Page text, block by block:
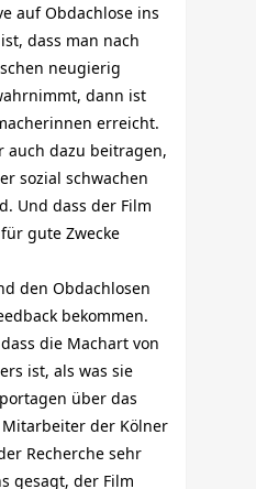
auf Obdachlose ins
dass man nach
neugierig
dann ist
erreicht.
auch dazu beitragen,
sozial schwachen
Und dass der Film
gute Zwecke
den Obdachlosen
bekommen.
die Machart von
ist, als was sie
über das
der Kölner
Recherche sehr
gesagt, der Film